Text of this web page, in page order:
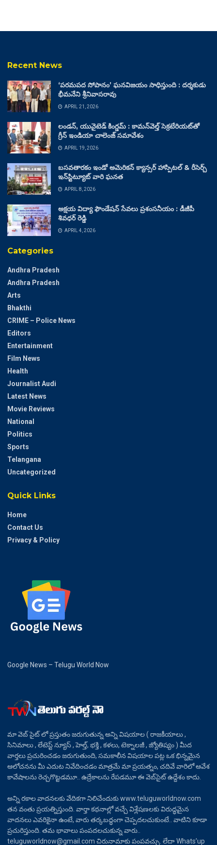
Recent News
‘పరమపద సోపానం’ ఘనవిజయం సాధిస్తుంది : దర్శకుడు
భీమనేని శ్రీనివాసరావు
APRIL 21, 2026
లండన్, యునైటెడ్ కింగ్డమ్ : కామన్‌వెల్త్ సెక్రటేరియట్‌తో
గ్రీన్ ఇండియా చాలెంజ్ సమావేశం
APRIL 19, 2026
బసవతారకం ఇండో అమెరికన్ క్యాన్సర్ హాస్పిటల్ & రీసెర్చ్
ఇన్‌స్టిట్యూట్ వారి ఘనత
APRIL 8, 2026
అక్షయ విద్యా ఫౌండేషన్ సేవలు ప్రశంసనీయం : డీజీపీ
శివధర్ రెడ్డి
APRIL 4, 2026
Categories
Andhra Pradesh
Andhra Pradesh
Arts
Bhakthi
CRIME – Police News
Editors
Entertainment
Film News
Health
Journalist Audi
Latest News
Movie Reviews
National
Politics
Sports
Telangana
Uncategorized
Quick Links
Home
Contact Us
Privacy & Policy
Google News – Telugu World Now
మా వెబ్ సైట్ లో ప్రస్తుతం జరుగుతున్న అన్ని విషయాల ( రాజకీయాలు ,
సినిమాలు , లేటెస్ట్ న్యూస్ , హెల్త్, భక్తి , కళలు, టెక్నాలజీ , జ్యోతిష్యం ) మీద
వార్తలు ప్రచురించడం జరుగుతుంది, సమకాలీన విషయాల పట్ల ఒక భిన్నమైన
ఆలోచనను మీ ఎదుట నివేదించడం మాత్రమే మా ప్రయత్నం, చదివే వారిలో ఆవేశ
కావేషాలను రెచ్చగొట్టడమూ.. ఉద్రేకాలను రేపడమూ ఈ వెబ్‌సైట్ ఉద్దేశం కాదు.
అన్ని రకాల వాదనలకు వేదికగా నిలిచేందుకు www.teluguworldnow.com
తన వంతు ప్రయత్నిస్తుంది. వార్తా కథనాల్లో వచ్చే విశ్లేషణలకు విరుద్ధమైన
వాదనలు ఎవరికైనా ఉంటే, వారు తర్కబద్ధంగా చెప్పదలచుకుంటే.. వాటిని కూడా
ప్రచురిస్తుంది. తమ భావాలు పంపదలచుకున్న వారు..
teluguworldnow@gmail.com చిరునామాకు పంపవచ్చు. లేదా Whats’up